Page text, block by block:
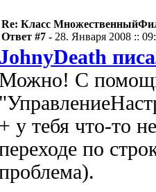
Re: Класс
Ответ #7 - 28. Января 2008 ::
JohnyDeath
С
+ у тебя что-то
по